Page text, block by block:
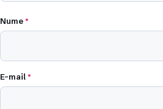
Nume*
E-mail*